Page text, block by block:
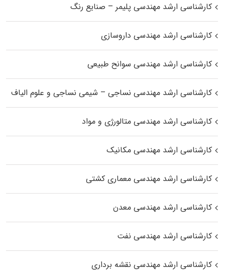
کارشناسی ارشد مهندسی پلیمر – صنایع رنگ
کارشناسی ارشد مهندسی داروسازی
کارشناسی ارشد مهندسی سوانح طبیعی
کارشناسی ارشد مهندسی نساجی – شیمی نساجی و علوم الیاف
کارشناسی ارشد مهندسی متالورژی و مواد
کارشناسی ارشد مهندسی مکانیک
کارشناسی ارشد مهندسی معماری کشتی
کارشناسی ارشد مهندسی معدن
کارشناسی ارشد مهندسی نفت
کارشناسی ارشد مهندسی نقشه برداری